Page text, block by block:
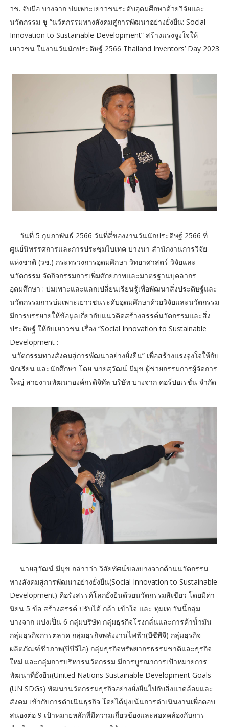
วช. จับมือ บางจาก บ่มเพาะเยาวชนระดับอุดมศึกษาด้วยวิจัยและ
นวัตกรรม ชู “นวัตกรรมทางสังคมสู่การพัฒนาอย่างยั่งยืน: Social
Innovation to Sustainable Development” สร้างแรงจูงใจให้
เยาวชน ในงานวันนักประดิษฐ์ 2566 Thailand Inventors’ Day 2023
วันที่ 5 กุมภาพันธ์ 2566 วันที่สี่ของงานวันนักประดิษฐ์ 2566 ที่
ศูนย์นิทรรศการและการประชุมไบเทค บางนา สำนักงานการวิจัย
แห่งชาติ (วช.) กระทรวงการอุดมศึกษา วิทยาศาสตร์ วิจัยและ
นวัตกรรม จัดกิจกรรมการเพิ่มศักยภาพและมาตรฐานบุคลากร
อุดมศึกษา : บ่มเพาะและแลกเปลี่ยนเรียนรู้เพื่อพัฒนาสิ่งประดิษฐ์และ
นวัตกรรมการบ่มเพาะเยาวชนระดับอุดมศึกษาด้วยวิจัยและนวัตกรรม
มีการบรรยายให้ข้อมูลเกี่ยวกับแนวคิดสร้างสรรค์นวัตกรรมและสิ่ง
ประดิษฐ์ ให้กับเยาวชน เรื่อง “Social Innovation to Sustainable
Development :
นวัตกรรมทางสังคมสู่การพัฒนาอย่างยั่งยืน” เพื่อสร้างแรงจูงใจให้กับ
นักเรียน และนักศึกษา โดย นายสุวัฒน์ มีมุข ผู้ช่วยกรรมการผู้จัดการ
ใหญ่ สายงานพัฒนาองค์กรดิจิทัล บริษัท บางจาก คอร์ปอเรชั่น จำกัด
นายสุวัฒน์ มีมุข กล่าวว่า วิสัยทัศน์ของบางจากด้านนวัตกรรม
ทางสังคมสู่การพัฒนาอย่างยั่งยืน(Social Innovation to Sustainable
Development) คือรังสรรค์โลกยั่งยืนด้วยนวัตกรรมสีเขียว โดยมีค่า
นิยน 5 ข้อ สร้างสรรค์ ปรับได้ กล้า เข้าใจ และ ทุ่มเท วันนี้กลุ่ม
บางจาก แบ่งเป็น 6 กลุ่มบริษัท กลุ่มธุรกิจโรงกลั่นและการค้าน้ำมัน
กลุ่มธุรกิจการตลาด กลุ่มธุรกิจพลังงานไฟฟ้า(บีซีพีจี) กลุ่มธุรกิจ
ผลิตภัณฑ์ชีวภาพ(บีบีจีไอ) กลุ่มธุรกิจทรัพยากรธรรมชาติและธุรกิจ
ใหม่ และกลุ่มการบริหารนวัตกรรม มีการบูรณาการเป้าหมายการ
พัฒนาที่ยั่งยืน(United Nations Sustainable Development Goals
(UN SDGs) พัฒนานวัตกรรมธุรกิจอย่างยั่งยืนไปกับสิ่งแวดล้อมและ
สังคม เข้ากับการดำเนินธุรกิจ โดยได้มุ่งเน้นการดำเนินงานเพื่อตอบ
สนองต่อ 9 เป้าหมายหลักที่มีความเกี่ยวข้องและสอดคล้องกับการ